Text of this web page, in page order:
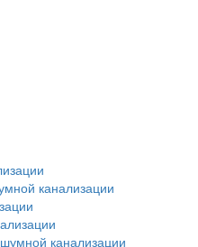
канализации
канализации